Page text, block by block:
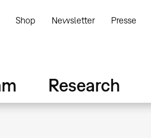
Shop Newsletter Presse
Research